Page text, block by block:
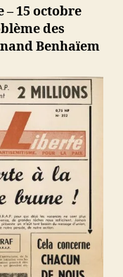
– 15 octobre
des
Benhaïem